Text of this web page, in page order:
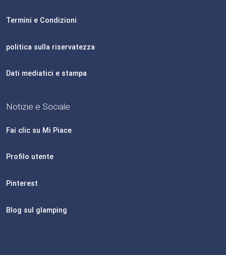
Termini e Condizioni
politica sulla riservatezza
Dati mediatici e stampa
Notizie e Sociale
Fai clic su Mi Piace
Profilo utente
Pinterest
Blog sul glamping